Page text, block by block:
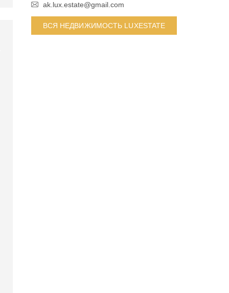
ak.lux.estate@gmail.com
ВСЯ НЕДВИЖИМОСТЬ LUXESTATE